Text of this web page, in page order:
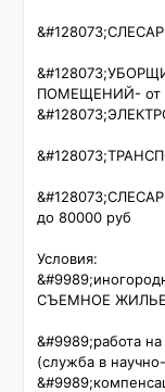
ПОМЕЩЕНИЙ- от
до 80000 руб
Условия:
СЪЕМНОЕ ЖИЛЬЕ
&#9989;работа
(служба в